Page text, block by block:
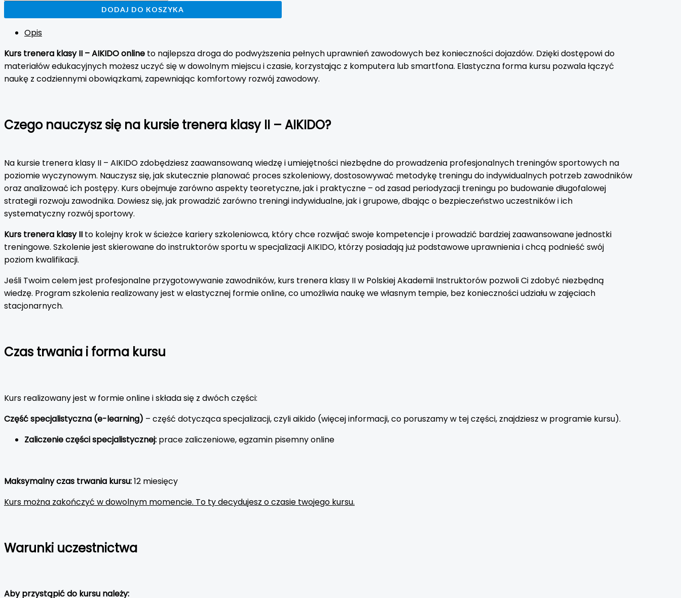
DODAJ DO KOSZYKA
Opis
Kurs trenera klasy II – AIKIDO online to najlepsza droga do podwyższenia pełnych uprawnień zawodowych bez konieczności dojazdów. Dzięki dostępowi do
materiałów edukacyjnych możesz uczyć się w dowolnym miejscu i czasie, korzystając z komputera lub smartfona. Elastyczna forma kursu pozwala łączyć
naukę z codziennymi obowiązkami, zapewniając komfortowy rozwój zawodowy.
Czego nauczysz się na kursie trenera klasy II – AIKIDO?
Na kursie trenera klasy II – AIKIDO zdobędziesz zaawansowaną wiedzę i umiejętności niezbędne do prowadzenia profesjonalnych treningów sportowych na
poziomie wyczynowym. Nauczysz się, jak skutecznie planować proces szkoleniowy, dostosowywać metodykę treningu do indywidualnych potrzeb zawodników
oraz analizować ich postępy. Kurs obejmuje zarówno aspekty teoretyczne, jak i praktyczne – od zasad periodyzacji treningu po budowanie długofalowej
strategii rozwoju zawodnika. Dowiesz się, jak prowadzić zarówno treningi indywidualne, jak i grupowe, dbając o bezpieczeństwo uczestników i ich
systematyczny rozwój sportowy.
Kurs trenera klasy II to kolejny krok w ścieżce kariery szkoleniowca, który chce rozwijać swoje kompetencje i prowadzić bardziej zaawansowane jednostki
treningowe. Szkolenie jest skierowane do instruktorów sportu w specjalizacji AIKIDO, którzy posiadają już podstawowe uprawnienia i chcą podnieść swój
poziom kwalifikacji.
Jeśli Twoim celem jest profesjonalne przygotowywanie zawodników, kurs trenera klasy II w Polskiej Akademii Instruktorów pozwoli Ci zdobyć niezbędną
wiedzę. Program szkolenia realizowany jest w elastycznej formie online, co umożliwia naukę we własnym tempie, bez konieczności udziału w zajęciach
stacjonarnych.
Czas trwania i forma kursu
Kurs realizowany jest w formie online i składa się z dwóch części:
Część specjalistyczna (e-learning) – część dotycząca specjalizacji, czyli aikido (więcej informacji, co poruszamy w tej części, znajdziesz w programie kursu).
Zaliczenie części specjalistycznej: prace zaliczeniowe, egzamin pisemny online
Maksymalny czas trwania kursu:12 miesięcy
Kurs można zakończyć w dowolnym momencie. To ty decydujesz o czasie twojego kursu.
Warunki uczestnictwa
Aby przystąpić do kursu należy: